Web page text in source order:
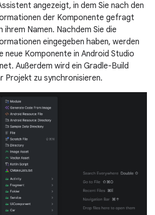
angezeigt, in dem Sie nach den
der Komponente gefragt
ihrem Namen. Nachdem Sie die
eingegeben haben, werden
neue Komponente in Android Studio
Außerdem wird ein Gradle-Build
Projekt zu synchronisieren.